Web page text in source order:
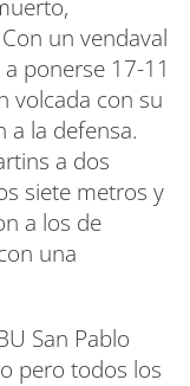
un vendaval
ponerse 17-11
volcada con su
a la defensa.
a dos
siete metros y
a los de
una
San Pablo
pero todos los